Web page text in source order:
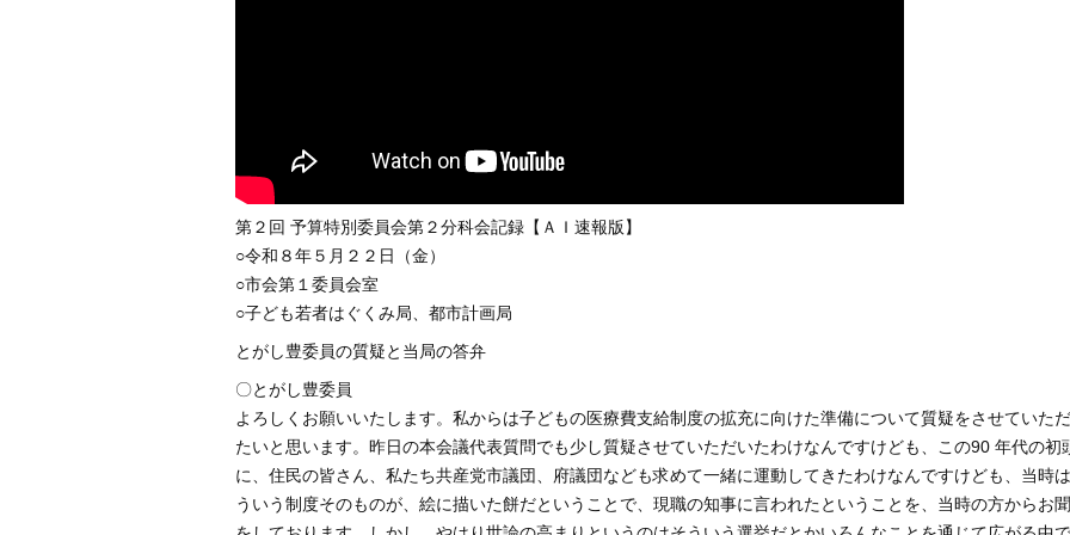
第２回 予算特別委員会第２分科会記録【ＡＩ速報版】
○令和８年５月２２日（金）
○市会第１委員会室
○子ども若者はぐくみ局、都市計画局
とがし豊委員の質疑と当局の答弁
〇とがし豊委員
よろしくお願いいたします。私からは子どもの医療費支給制度の拡充に向けた準備について質疑をさせていた
たいと思います。昨日の本会議代表質問でも少し質疑させていただいたわけなんですけども、この90 年代の初
に、住民の皆さん、私たち共産党市議団、府議団なども求めて一緒に運動してきたわけなんですけども、当時
ういう制度そのものが、絵に描いた餅だということで、現職の知事に言われたということを、当時の方からお